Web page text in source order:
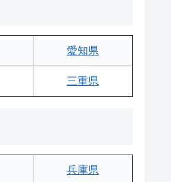
愛知県
三重県
兵庫県